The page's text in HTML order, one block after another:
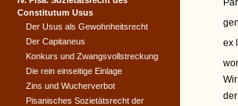
ex
Constitutum Usus
Der Usus als Gewohnheitsrecht
Der Capitaneus
Konkurs und Zwangsvollstreckung
Die rein einseitige Einlage
Zins und Wucherverbot
Pisanisches Sozietätsrecht der